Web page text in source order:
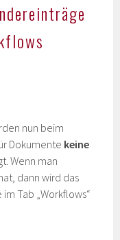
nun beim
Dokumente keine
Wenn man
dann wird das
Tab „Workflows“